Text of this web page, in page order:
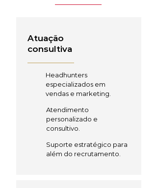
Atuação
consultiva
Headhunters
especializados em
vendas e marketing.
Atendimento
personalizado e
consultivo.
Suporte estratégico para
além do recrutamento.